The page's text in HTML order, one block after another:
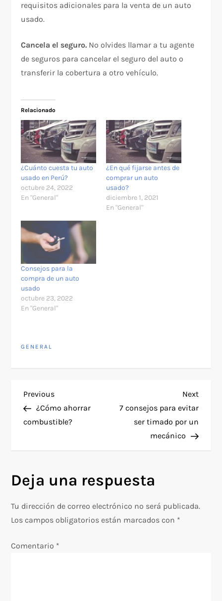
requisitos adicionales para la venta de un auto
usado.
Cancela el seguro. No olvides llamar a tu agente
de seguros para cancelar el seguro del auto o
transferir la cobertura a otro vehículo.
Relacionado
¿Cuánto cuesta tu auto
usado en Perú?
octubre 24, 2022
En "General"
¿En qué fijarse antes de
comprar un auto
usado?
diciembre 1, 2021
En "General"
Consejos para la
compra de un auto
usado
octubre 23, 2022
En "General"
GENERAL
N
a
g
a
Previous
Post
Previous
¿Cómo ahorrar
combustible?
Next
Post
Next
7 consejos para evitar
ser timado por un
mecánico
Deja una respuesta
Tu dirección de correo electrónico no será publicada.
Los campos obligatorios están marcados con *
Comentario *